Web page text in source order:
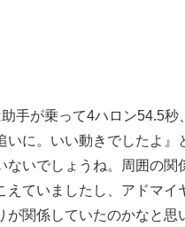
手が乗って4ハロン54.5
いに。いい動きでしたよ
ないでしょうね。周囲の
えていましたし、アドマ
が関係していたのかなと思